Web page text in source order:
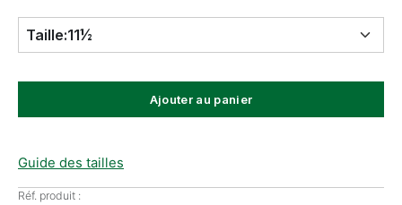
Taille:11½
Ajouter au panier
Guide des tailles
Réf. produit :